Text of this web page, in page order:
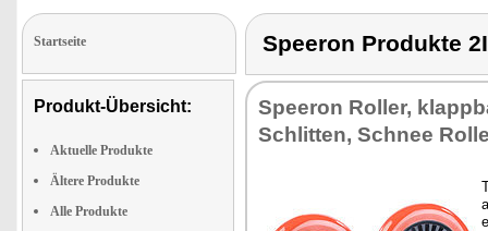
Startseite
Produkt-Übersicht:
Aktuelle Produkte
Ältere Produkte
Alle Produkte
Speeron Produkte
Speeron Roller,
Schlitten, Schnee